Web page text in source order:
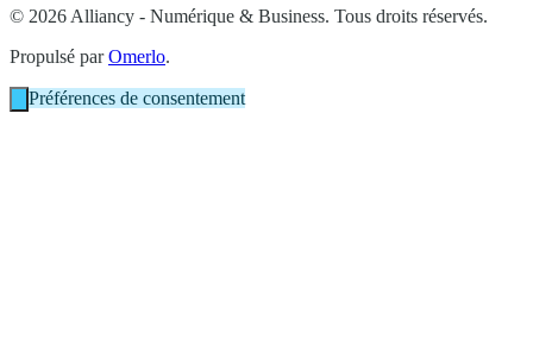
© 2026 Alliancy - Numérique & Business. Tous droits réservés.
Propulsé parOmerlo.
Préférences de consentement